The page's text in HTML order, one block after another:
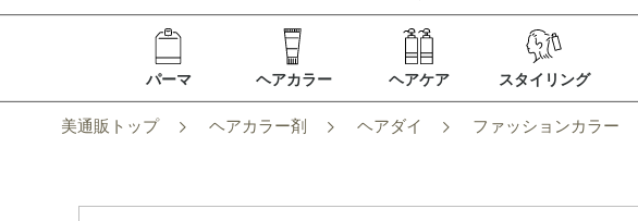
パーマ ヘアカラー ヘアケア スタイリング
美通販トップ ヘアカラー剤 ヘアダイ ファッションカラー